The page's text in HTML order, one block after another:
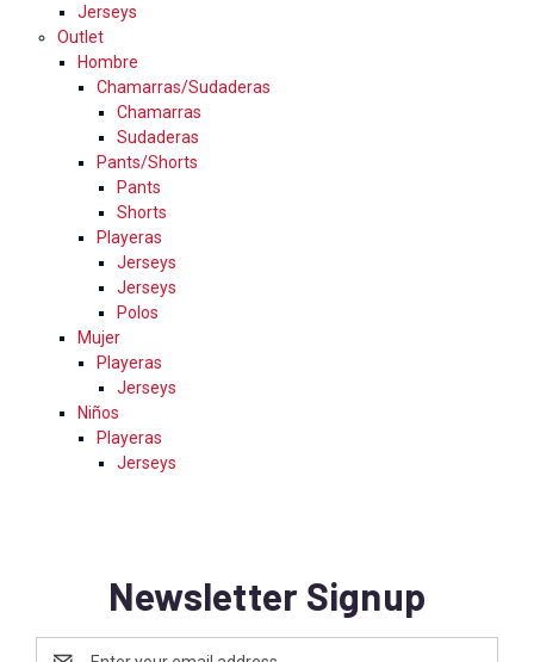
Jerseys
Outlet
Hombre
Chamarras/Sudaderas
Chamarras
Sudaderas
Pants/Shorts
Pants
Shorts
Playeras
Jerseys
Jerseys
Polos
Mujer
Playeras
Jerseys
Niños
Playeras
Jerseys
Newsletter Signup